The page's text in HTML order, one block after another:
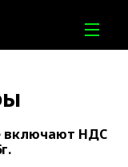
включают НДС